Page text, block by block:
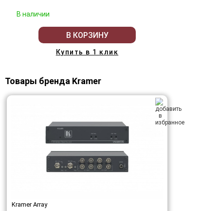
В наличии
В КОРЗИНУ
Купить в 1 клик
Товары бренда Kramer
Kramer Array